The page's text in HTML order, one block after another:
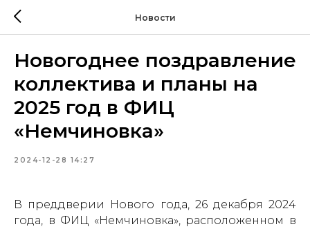
Новости
Новогоднее поздравление
коллектива и планы на
2025 год в ФИЦ
«Немчиновка»
2024-12-28 14:27
В преддверии Нового года, 26 декабря 2024
года, в ФИЦ «Немчиновка», расположенном в